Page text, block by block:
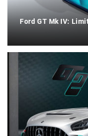
Ford GT Mk IV: